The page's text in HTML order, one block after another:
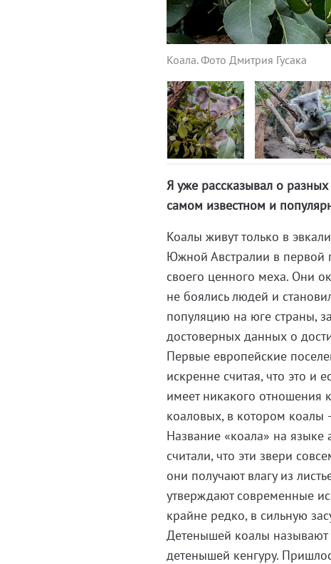
Коала. Фото Дмитрия Гусака
Я уже рассказывал о
самом известном и
Коалы живут только в
Южной Австралии в первой
своего ценного меха. Они
не боялись людей и
популяцию на юге страны,
достоверных данных о
Первые европейские
искренне считая, что это и
имеет никакого отношения
коаловых, в котором коалы
Название «коала» на языке
считали, что эти звери
они получают влагу из
утверждают современные
крайне редко, в сильную
Детенышей коалы называют
детенышей кенгуру.